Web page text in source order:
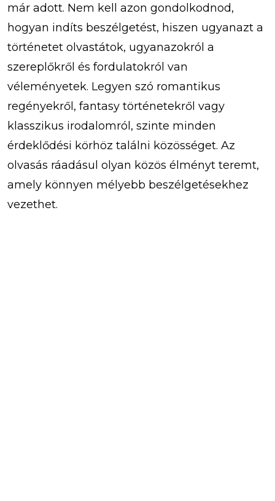
már adott. Nem kell azon gondolkodnod,
hogyan indíts beszélgetést, hiszen ugyanazt a
történetet olvastátok, ugyanazokról a
szereplőkről és fordulatokról van
véleményetek. Legyen szó romantikus
regényekről, fantasy történetekről vagy
klasszikus irodalomról, szinte minden
érdeklődési körhöz találni közösséget. Az
olvasás ráadásul olyan közös élményt teremt,
amely könnyen mélyebb beszélgetésekhez
vezethet.